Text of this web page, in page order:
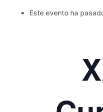
Este evento ha